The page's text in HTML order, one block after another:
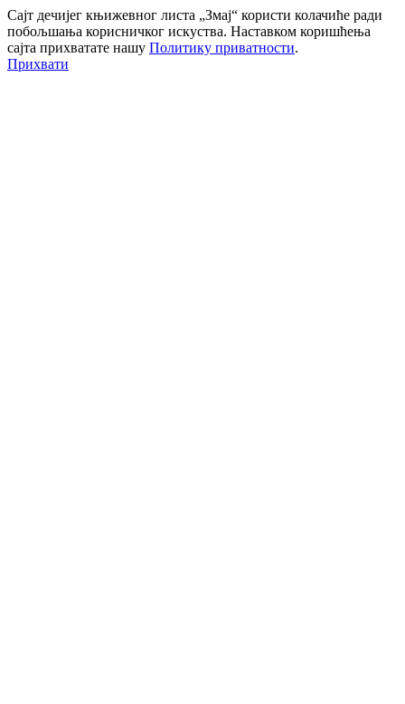
Сајт дечијег књижевног листа „Змај“ користи колачиће ради
побољшања корисничког искуства. Наставком коришћења
сајта прихватате нашу Политику приватности.
Прихвати